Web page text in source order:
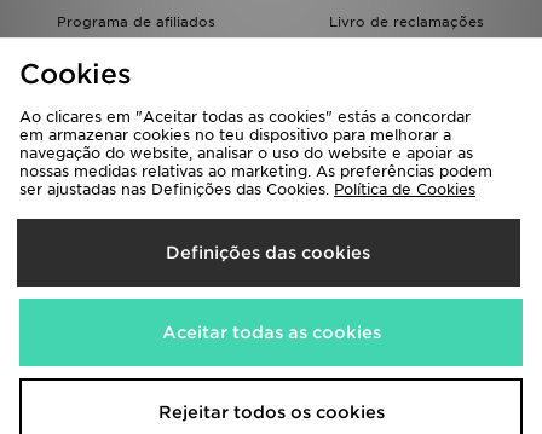
Programa de afiliados
Livro de reclamações
Seleciona O País
Portugal
Aceitamos os seguintes métodos de pagamento
Visita a nossa página corporativa emwww.jdplc.com
Cookies
Ao clicares em "Aceitar todas as cookies" estás a concordar
em armazenar cookies no teu dispositivo para melhorar a
navegação do website, analisar o uso do website e apoiar as
nossas medidas relativas ao marketing. As preferências podem
ser ajustadas nas Definições das Cookies. Política de Cookies
Definições das cookies
Aceitar todas as cookies
Rejeitar todos os cookies